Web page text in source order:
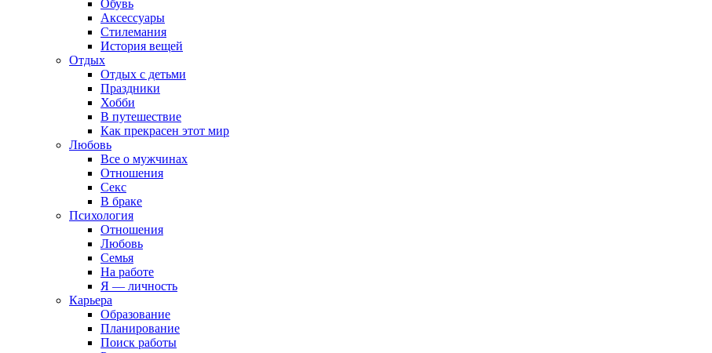
Обувь
Аксессуары
Стилемания
История вещей
Отдых
Отдых с детьми
Праздники
Хобби
В путешествие
Как прекрасен этот мир
Любовь
Все о мужчинах
Отношения
Секс
В браке
Психология
Отношения
Любовь
Семья
На работе
Я — личность
Карьера
Образование
Планирование
Поиск работы